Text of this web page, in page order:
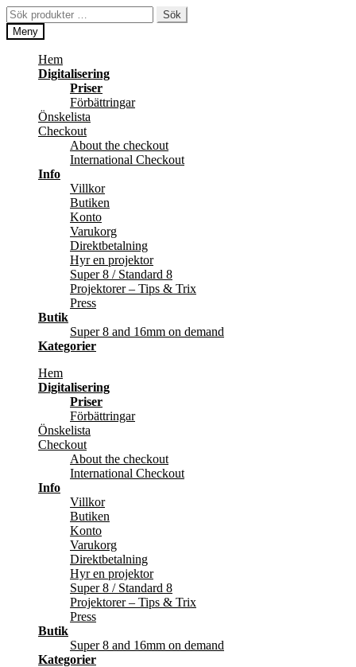
Hoppa
till
navigering
Hoppa
till
innehåll
Sök
efter:
Sök
Meny
Hem
Digitalisering
Priser
Förbättringar
Önskelista
Checkout
About the checkout
International Checkout
Info
Villkor
Butiken
Konto
Varukorg
Direktbetalning
Hyr en projektor
Super 8 / Standard 8
Projektorer – Tips & Trix
Press
Butik
Super 8 and 16mm on demand
Kategorier
Hem
Digitalisering
Priser
Förbättringar
Önskelista
Checkout
About the checkout
International Checkout
Info
Villkor
Butiken
Konto
Varukorg
Direktbetalning
Hyr en projektor
Super 8 / Standard 8
Projektorer – Tips & Trix
Press
Butik
Super 8 and 16mm on demand
Kategorier